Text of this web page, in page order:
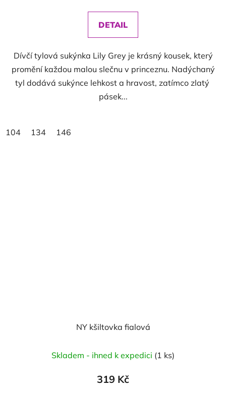
DETAIL
Dívčí tylová sukýnka Lily Grey je krásný kousek, který
promění každou malou slečnu v princeznu. Nadýchaný
tyl dodává sukýnce lehkost a hravost, zatímco zlatý
pásek...
104 134 146
NY kšiltovka fialová
Skladem - ihned k expedici (1 ks)
319 Kč